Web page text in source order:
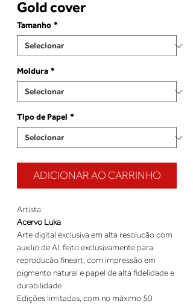
Gold cover
Tamanho *
Moldura *
Tipo de Papel *
ADICIONAR AO CARRINHO
Artista:
Acervo Luka
Arte digital exclusiva em alta resolucão com
auxilio de AI, feito exclusivamente para
reproducão fineart, com impressão em
pigmento natural e papel de alta fidelidade e
durabilidade
Edições limitadas, com no máximo 50